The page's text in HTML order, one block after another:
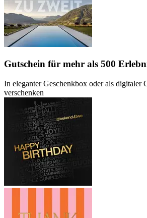
Gutschein für mehr als 500
In eleganter Geschenkbox oder als digitaler
verschenken